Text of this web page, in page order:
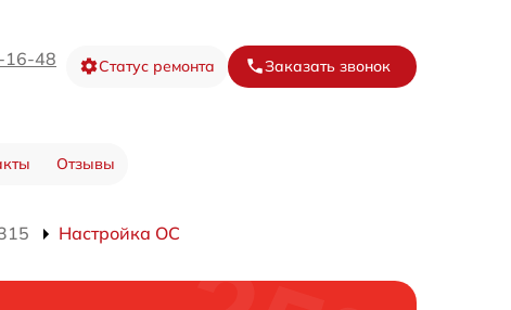
16-48 Статус ремонта Заказать звонок
Отзывы
Настройка ОС